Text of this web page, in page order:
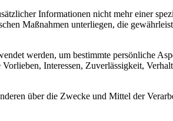
Informationen nicht mehr einer
Maßnahmen unterliegen, die
werden, um bestimmte persönliche
Interessen, Zuverlässigkeit,
über die Zwecke und Mittel der